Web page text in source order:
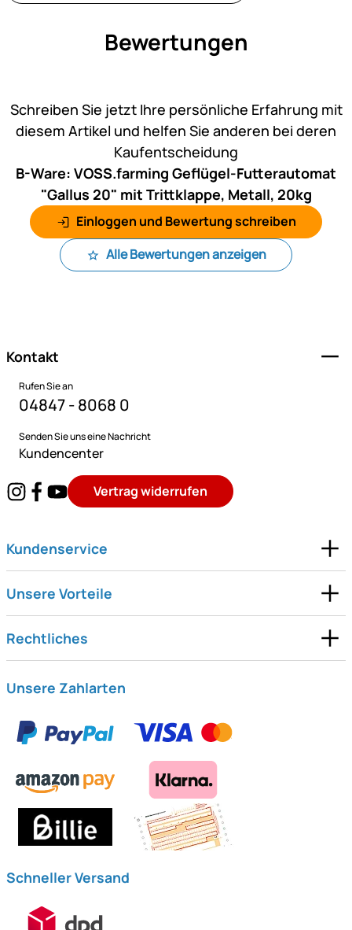
Bewertungen
Schreiben Sie jetzt Ihre persönliche Erfahrung mit
diesem Artikel und helfen Sie anderen bei deren
Kaufentscheidung
B-Ware: VOSS.farming Geflügel-Futterautomat
"Gallus 20" mit Trittklappe, Metall, 20kg
Einloggen und Bewertung schreiben
Alle Bewertungen anzeigen
Kontakt
Rufen Sie an
04847 - 8068 0
Senden Sie uns eine Nachricht
Kundencenter
Vertrag widerrufen
Kundenservice
Unsere Vorteile
Rechtliches
Unsere Zahlarten
Schneller Versand